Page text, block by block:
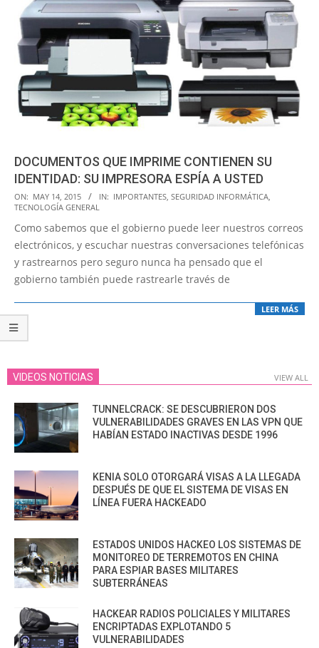
DOCUMENTOS QUE IMPRIME CONTIENEN SU
IDENTIDAD: SU IMPRESORA ESPÍA A USTED
2015-
05-
14
ON: MAY 14, 2015 IN: IMPORTANTES SEGURIDAD INFORMÁTICA
TECNOLOGÍA GENERAL
Como sabemos que el gobierno puede leer nuestros correos
electrónicos, y escuchar nuestras conversaciones telefónicas
y rastrearnos pero seguro nunca ha pensado que el
gobierno también puede rastrearle través de
LEER MÁS
VIDEOS NOTICIAS VIEW ALL
TUNNELCRACK: SE DESCUBRIERON DOS
VULNERABILIDADES GRAVES EN LAS VPN QUE
HABÍAN ESTADO INACTIVAS DESDE 1996
KENIA SOLO OTORGARÁ VISAS A LA LLEGADA
DESPUÉS DE QUE EL SISTEMA DE VISAS EN
LÍNEA FUERA HACKEADO
ESTADOS UNIDOS HACKEO LOS SISTEMAS DE
MONITOREO DE TERREMOTOS EN CHINA
PARA ESPIAR BASES MILITARES
SUBTERRÁNEAS
HACKEAR RADIOS POLICIALES Y MILITARES
ENCRIPTADAS EXPLOTANDO 5
VULNERABILIDADES